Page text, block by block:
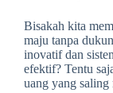
Bisakah kita
maju tanpa
inovatif dan
efektif? Tentu
uang yang saling